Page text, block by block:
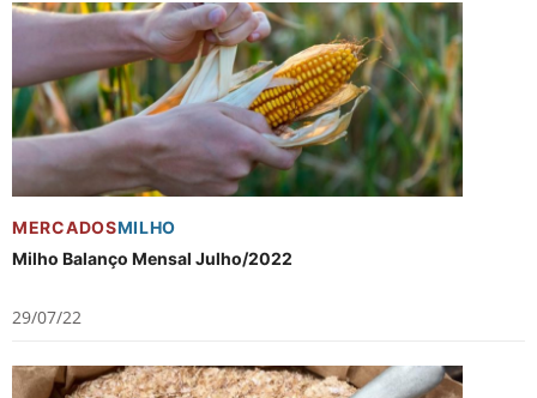
MERCADOSMILHO
Milho Balanço Mensal Julho/2022
29/07/22